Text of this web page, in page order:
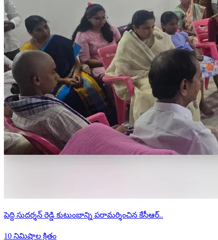
పెద్ది సుదర్శన్ రెడ్డి కుటుంబాన్ని పరామర్శించిన కేసీఆర్..
10 నిమిషాల క్రితం